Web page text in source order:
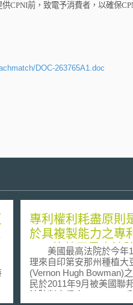
供CPNI前，致電予消費者，以確保
DOC-263765A1.doc
專利權利耗盡原則
於具複製能力之專
子? 待美國最高法
美國最高法院於今年
理來自印第安那州種植大
(Vernon Hugh Bowman)
民於2011年9月被美國聯
法院判定侵害Monsanto